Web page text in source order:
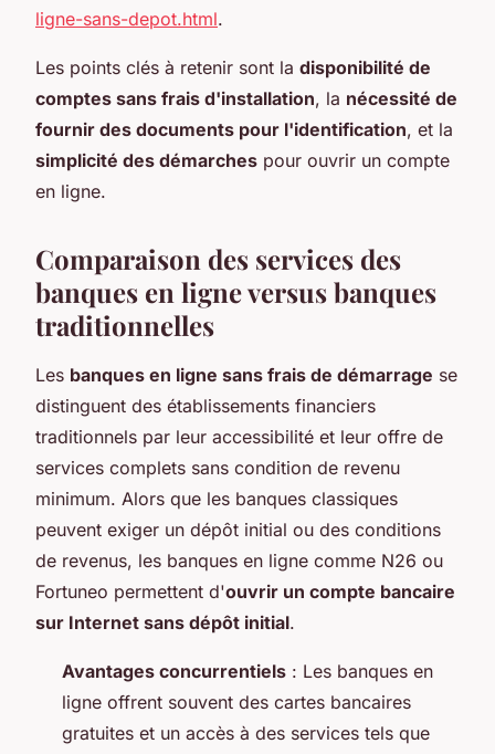
ligne-sans-depot.html.
Les points clés à retenir sont la disponibilité de
comptes sans frais d'installation, la nécessité de
fournir des documents pour l'identification, et la
simplicité des démarches pour ouvrir un compte
en ligne.
Comparaison des services des
banques en ligne versus banques
traditionnelles
Les banques en ligne sans frais de démarrage se
distinguent des établissements financiers
traditionnels par leur accessibilité et leur offre de
services complets sans condition de revenu
minimum. Alors que les banques classiques
peuvent exiger un dépôt initial ou des conditions
de revenus, les banques en ligne comme N26 ou
Fortuneo permettent d'ouvrir un compte bancaire
sur Internet sans dépôt initial.
Avantages concurrentiels : Les banques en
ligne offrent souvent des cartes bancaires
gratuites et un accès à des services tels que